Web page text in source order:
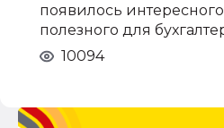
появилось
полезного для
10094